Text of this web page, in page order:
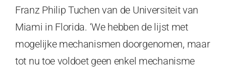
Franz Philip Tuchen van de Universiteit van
Miami in Florida. ‘We hebben de lijst met
mogelijke mechanismen doorgenomen, maar
tot nu toe voldoet geen enkel mechanisme